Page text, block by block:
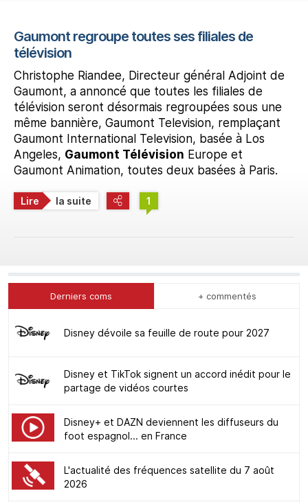
Gaumont regroupe toutes ses filiales de
télévision
Christophe Riandee, Directeur général Adjoint de
Gaumont, a annoncé que toutes les filiales de
télévision seront désormais regroupées sous une
même bannière, Gaumont Television, remplaçant
Gaumont International Television, basée à Los
Angeles, Gaumont Télévision Europe et
Gaumont Animation, toutes deux basées à Paris.
Lire la suite 1
Derniers coms + commentés
Disney dévoile sa feuille de route pour 2027
Disney et TikTok signent un accord inédit pour le
partage de vidéos courtes
Disney+ et DAZN deviennent les diffuseurs du
foot espagnol... en France
L'actualité des fréquences satellite du 7 août
2026